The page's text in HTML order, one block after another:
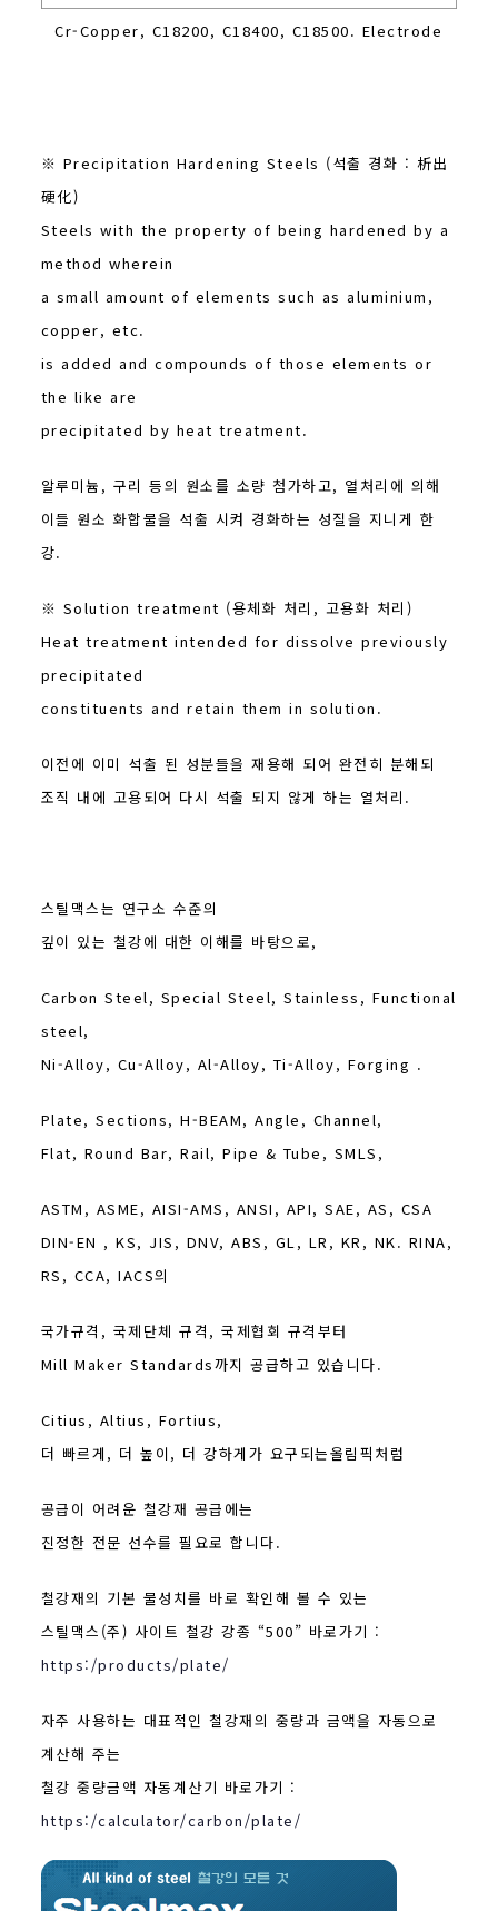
Cr-Copper, C18200, C18400, C18500. Electrode
※ Precipitation Hardening Steels (석출 경화 : 析出
硬化)
Steels with the property of being hardened by a
method wherein
a small amount of elements such as aluminium,
copper, etc.
is added and compounds of those elements or
the like are
precipitated by heat treatment.
알루미늄, 구리 등의 원소를 소량 첨가하고, 열처리에 의해
이들 원소 화합물을 석출 시켜 경화하는 성질을 지니게 한
강.
※ Solution treatment (용체화 처리, 고용화 처리)
Heat treatment intended for dissolve previously
precipitated
constituents and retain them in solution.
이전에 이미 석출 된 성분들을 재용해 되어 완전히 분해되
조직 내에 고용되어 다시 석출 되지 않게 하는 열처리.
스틸맥스는 연구소 수준의
깊이 있는 철강에 대한 이해를 바탕으로,
Carbon Steel, Special Steel, Stainless, Functional
steel,
Ni-Alloy, Cu-Alloy, Al-Alloy, Ti-Alloy, Forging .
Plate, Sections, H-BEAM, Angle, Channel,
Flat, Round Bar, Rail, Pipe & Tube, SMLS,
ASTM, ASME, AISI-AMS, ANSI, API, SAE, AS, CSA
DIN-EN , KS, JIS, DNV, ABS, GL, LR, KR, NK. RINA,
RS, CCA, IACS의
국가규격, 국제단체 규격, 국제협회 규격부터
Mill Maker Standards까지 공급하고 있습니다.
Citius, Altius, Fortius,
더 빠르게, 더 높이, 더 강하게가 요구되는올림픽처럼
공급이 어려운 철강재 공급에는
진정한 전문 선수를 필요로 합니다.
철강재의 기본 물성치를 바로 확인해 볼 수 있는
스틸맥스(주) 사이트 철강 강종 “500” 바로가기 :
https:/products/plate/
자주 사용하는 대표적인 철강재의 중량과 금액을 자동으로
계산해 주는
철강 중량금액 자동계산기 바로가기 :
https:/calculator/carbon/plate/